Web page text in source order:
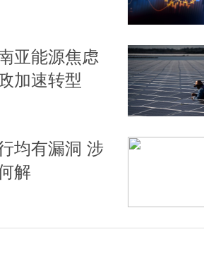
亚能源焦虑
加速转型
均有漏洞 涉
解